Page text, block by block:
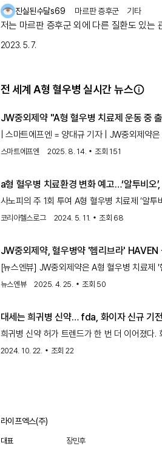
진실된수달s69 마르판 증후군 기타
저는 마르판 증후군 외에 다른 질환도 있는
2023. 5. 7.
전 세계 A형 혈우병 실시간 뉴스
JW중외제약 "A형 혈우병 치료제 운동 중
| 스마트에프엔 = 양대규 기자 | JW중외제약
'헴리브라'(성분명 에미시주맙)을 투약한 환자
스마트에프엔 2025. 8. 14. 조회 151
a형 혈우병 치료환경 변화 예고…‘알투비오
사노피의 주 1회 투여 A형 혈우병 치료제 ‘알투
에파네스옥토코그알파)’가 국내에서 희귀의약
희귀의약품으로 지정했다. 알투비오는 사노피
혈우병 치료제로, 반감기를 늘려 투약 주기를
치료제가 국내 희귀의약품으로 지정된 건 ‘헴리
코리아헬스로그 2024. 5. 11. 조회 68
JW중외제약, 혈우병약 '헴리브라' HAVEN
[뉴스엔뷰] JW중외제약은 A형 혈우병 치료제
'HAVEN 심포지엄'을 개최한다.이번 심포지엄
효과와 안전성을 입증하고 있다.'HAVEN'은 다
글로벌 임상 3상 시리즈 명칭으로, 혈우병 환
위험으로부터 벗어나 안식처와 같은 삶을 추구
뉴스엔뷰 2025. 4. 25. 조회 50
대세는 희귀병 신약… fda, 화이자 신규 기
희귀병 신약 허가 트렌드가 한 번 더 이어졌다.
치료제 신약 '힘파브지'가...
2024. 10. 22. 조회 22
라이프엑스(주)
대표 장민후